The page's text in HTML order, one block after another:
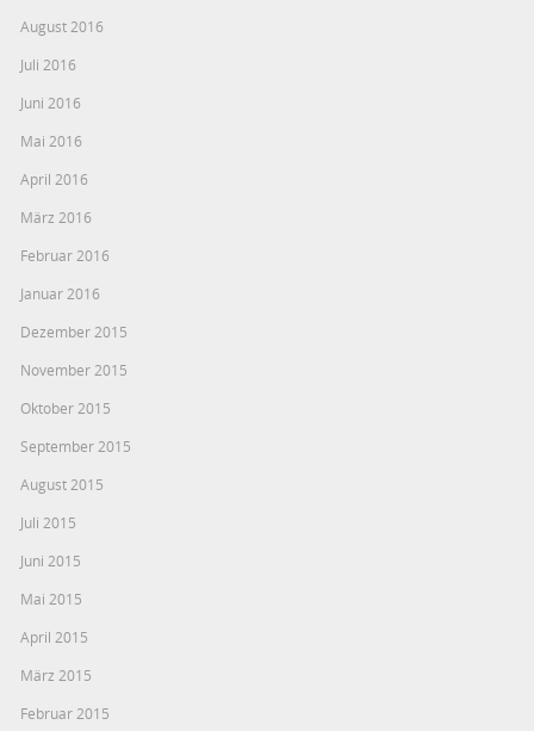
August 2016
Juli 2016
Juni 2016
Mai 2016
April 2016
März 2016
Februar 2016
Januar 2016
Dezember 2015
November 2015
Oktober 2015
September 2015
August 2015
Juli 2015
Juni 2015
Mai 2015
April 2015
März 2015
Februar 2015